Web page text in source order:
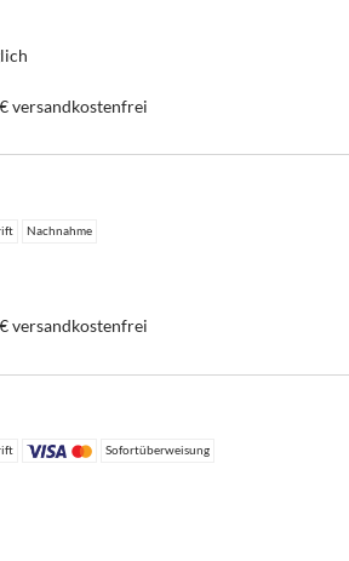
versandkostenfrei
Nachnahme
versandkostenfrei
Sofortüberweisung